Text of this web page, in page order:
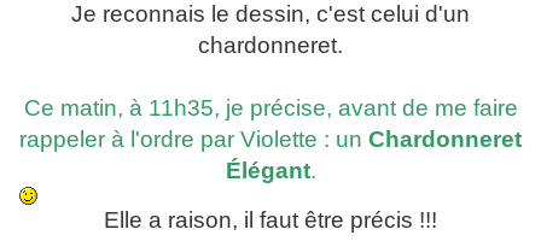
Je reconnais le dessin, c'est celui d'un
chardonneret.
Ce matin, à 11h35, je précise, avant de me faire
rappeler à l'ordre par Violette : un Chardonneret
Élégant.
Elle a raison, il faut être précis !!!